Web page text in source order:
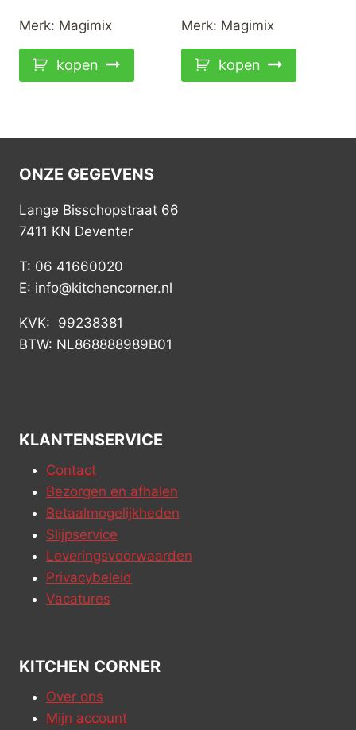
Merk: Magimix
kopen
Merk: Magimix
kopen
ONZE GEGEVENS
Lange Bisschopstraat 66
7411 KN Deventer
T: 06 41660020
E: info@kitchencorner.nl
KVK: 99238381
BTW: NL868888989B01
KLANTENSERVICE
Contact
Bezorgen en afhalen
Betaalmogelijkheden
Slijpservice
Leveringsvoorwaarden
Privacybeleid
Vacatures
KITCHEN CORNER
Over ons
Mijn account